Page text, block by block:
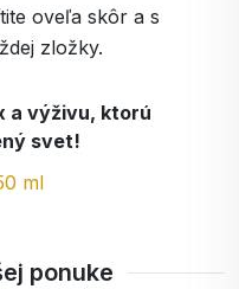
oveľa skôr a s
zložky.
a výživu, ktorú
svet!
ml
ponuke